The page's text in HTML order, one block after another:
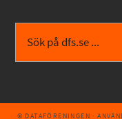
© DATAFÖRENINGEN ·